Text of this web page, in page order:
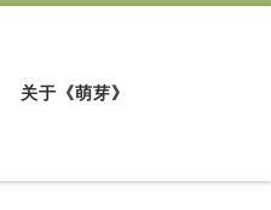
关于《萌芽》